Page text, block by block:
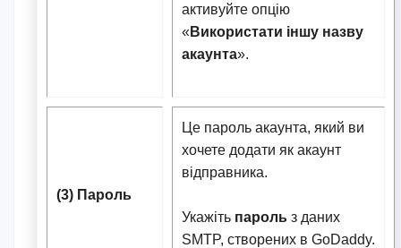
активуйте опцію
«Використати іншу назву
акаунта».
(3) Пароль
Це пароль акаунта, який ви
хочете додати як акаунт
відправника.
Укажіть пароль з даних
SMTP, створених в GoDaddy.